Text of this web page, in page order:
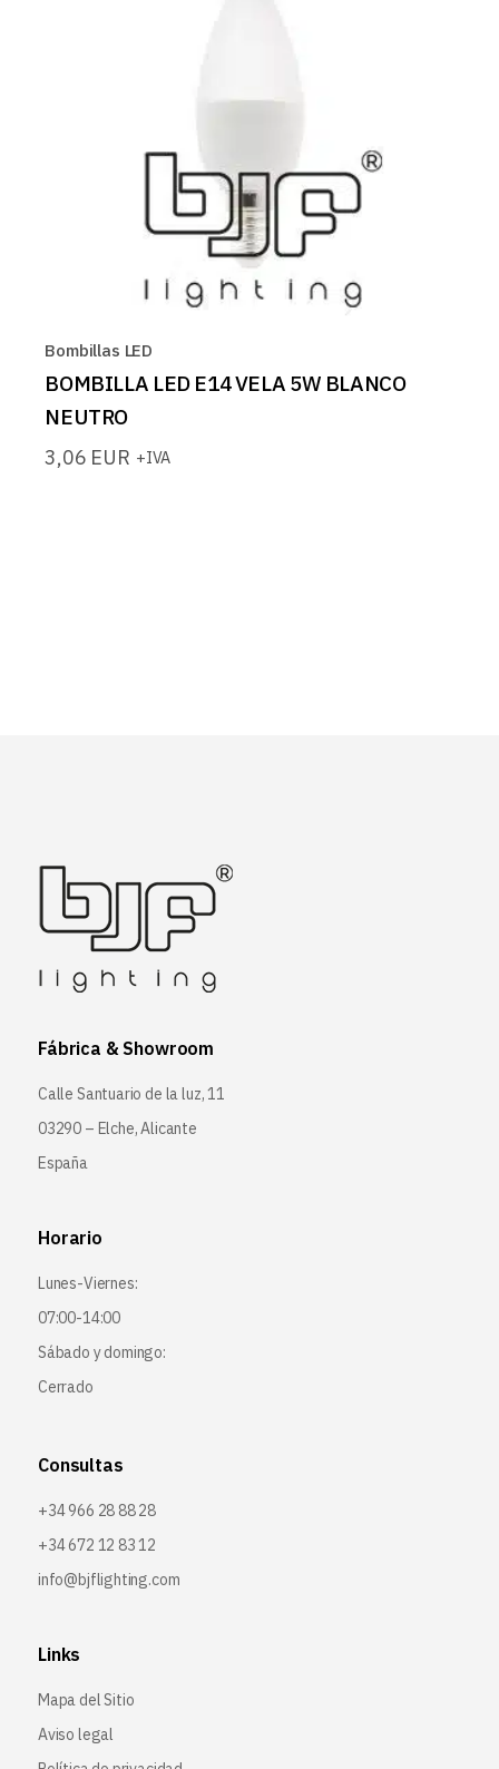
Bombillas LED
BOMBILLA LED E14 VELA 5W BLANCO
NEUTRO
3,06 EUR +IVA
Fábrica & Showroom
Calle Santuario de la luz, 11
03290 – Elche, Alicante
España
Horario
Lunes-Viernes:
07:00-14:00
Sábado y domingo:
Cerrado
Consultas
+34 966 28 88 28
+34 672 12 83 12
info@bjflighting.com
Links
Mapa del Sitio
Aviso legal